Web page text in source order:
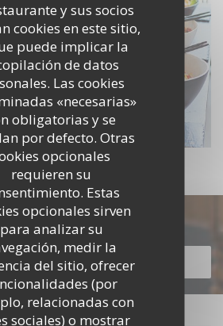
y sus socios
cookies en este sitio,
puede implicar la
de datos
Las cookies
«necesarias»
obligatorias y se
por defecto. Otras
opcionales
requieren su
Estas
opcionales sirven
para analizar su
medir la
del sitio, ofrecer
(por
relacionadas con
sociales) o mostrar
nuestra carta
NUESTRA CARTA